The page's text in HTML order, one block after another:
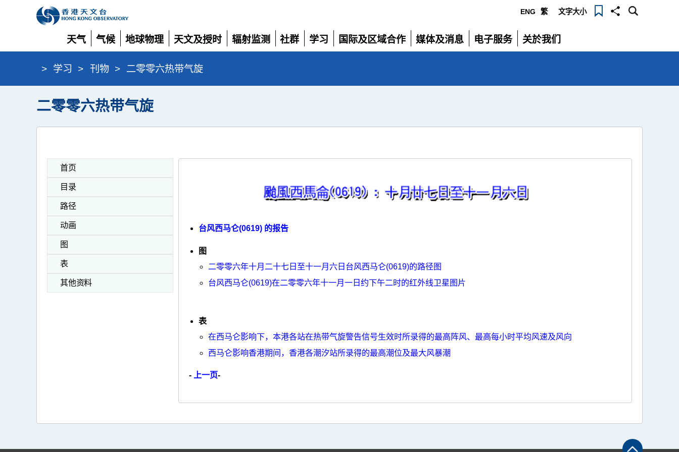
ENG 繁 文字大小
天气
展
开
气候
展
开
地球物理
展
开
天文及授时
展
开
辐射监测
展
社群
展
学习
展
国际及区域合作
展
媒体及消息
展
电子服务
展
关於我们
展
> 学习 > 刊物 > 二零零六热带气旋
二零零六热带气旋
首页
目录
路径
动画
图
表
其他资料
台风西马仑(0619) 的报告
图
二零零六年十月二十七日至十一月六日台风西马仑(0619)的路径图
台风西马仑(0619)在二零零六年十一月一日约下午二时的红外线卫星图片
表
在西马仑影响下，本港各站在热带气旋警告信号生效时所录得的最高阵风、最高每小时平均风速及风向
西马仑影响香港期间，香港各潮汐站所录得的最高潮位及最大风暴潮
- 上一页-